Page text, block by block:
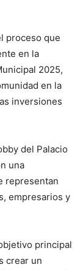
proceso que
en la
2025,
en la
inversiones
del Palacio
una
representan
empresarios y
principal
crear un